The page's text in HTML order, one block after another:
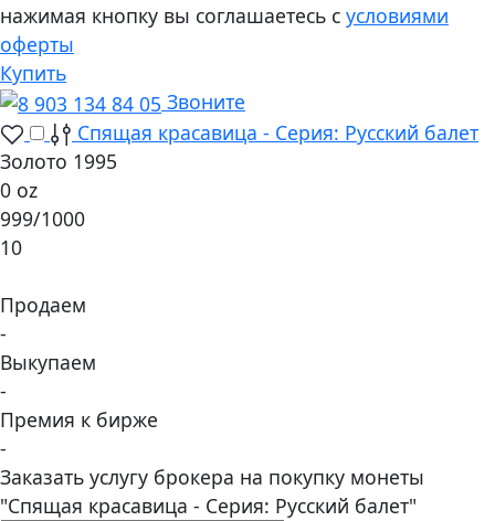
нажимая кнопку вы соглашаетесь с условиями
оферты
Купить
Звоните
Спящая красавица - Серия: Русский балет
Золото 1995
0 oz
999/1000
10
Продаем
-
Выкупаем
-
Премия к бирже
-
Заказать услугу брокера на покупку монеты
"Спящая красавица - Серия: Русский балет"